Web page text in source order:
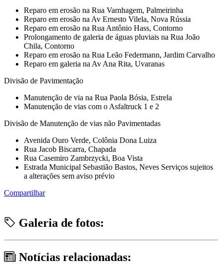
Reparo em erosão na Rua Varnhagem, Palmeirinha
Reparo em erosão na Av Ernesto Vilela, Nova Rússia
Reparo em erosão na Rua Antônio Hass, Contorno
Prolongamento de galeria de águas pluviais na Rua João
Chila, Contorno
Reparo em erosão na Rua Leão Federmann, Jardim Carvalho
Reparo em galeria na Av Ana Rita, Uvaranas
Divisão de Pavimentação
Manutenção de via na Rua Paola Bósia, Estrela
Manutenção de vias com o Asfaltruck 1 e 2
Divisão de Manutenção de vias não Pavimentadas
Avenida Ouro Verde, Colônia Dona Luiza
Rua Jacob Biscarra, Chapada
Rua Casemiro Zambrzycki, Boa Vista
Estrada Municipal Sebastião Bastos, Neves Serviços sujeitos
a alterações sem aviso prévio
Compartilhar
Galeria de fotos:
Notícias relacionadas: